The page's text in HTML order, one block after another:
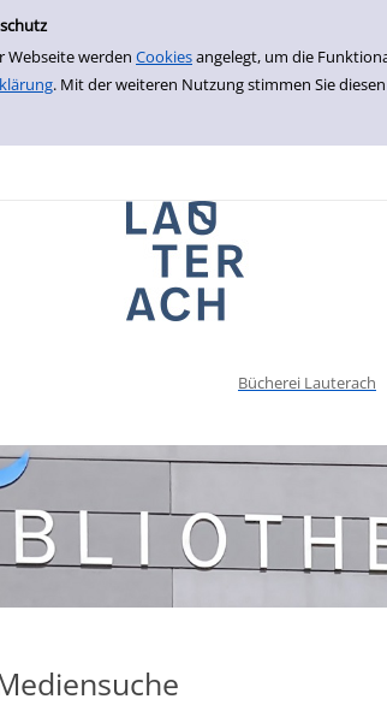
Webseite werden Cookiesangelegt, um die
. Mit der weiteren Nutzung stimmen Sie
Bücherei Lauterach